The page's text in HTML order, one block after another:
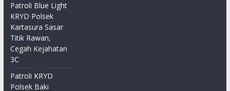
Patroli Blue Light
KRYD Polsek
Kartasura Sasar
Titik Rawan,
Cegah Kejahatan
3C
Patroli KRYD
Polsek Baki